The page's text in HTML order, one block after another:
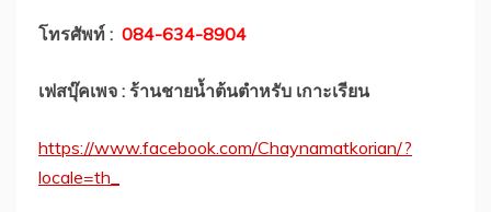
โทรศัพท์ : 084-634-8904
เฟสบุ๊คเพจ : ร้านชายน้ำต้นตำหรับ เกาะเรียน
https://www.facebook.com/Chaynamatkorian/?
locale=th_